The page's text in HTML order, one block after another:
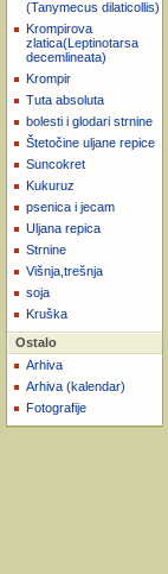
(Tanymecus dilaticollis)
Krompirova
zlatica(Leptinotarsa
decemlineata)
Krompir
Tuta absoluta
bolesti i glodari strnine
Štetočine uljane repice
Suncokret
Kukuruz
psenica i jecam
Uljana repica
Strnine
Višnja,trešnja
soja
Kruška
Ostalo
Arhiva
Arhiva (kalendar)
Fotografije